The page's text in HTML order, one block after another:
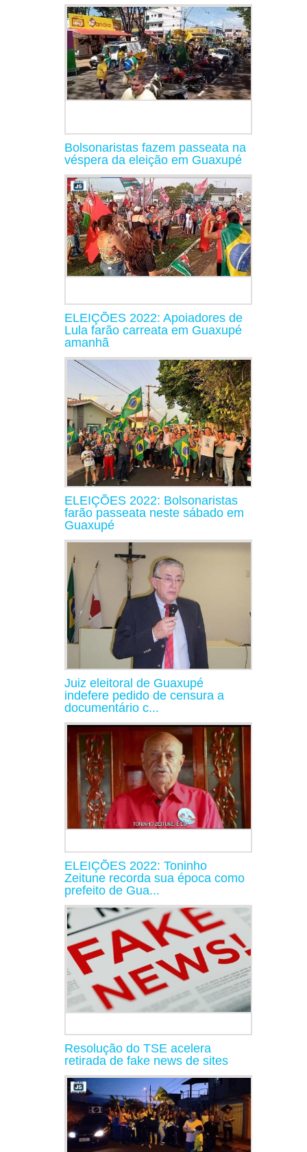
Bolsonaristas fazem passeata na
véspera da eleição em Guaxupé
ELEIÇÕES 2022: Apoiadores de
Lula farão carreata em Guaxupé
amanhã
ELEIÇÕES 2022: Bolsonaristas
farão passeata neste sábado em
Guaxupé
Juiz eleitoral de Guaxupé
indefere pedido de censura a
documentário c...
ELEIÇÕES 2022: Toninho
Zeitune recorda sua época como
prefeito de Gua...
Resolução do TSE acelera
retirada de fake news de sites